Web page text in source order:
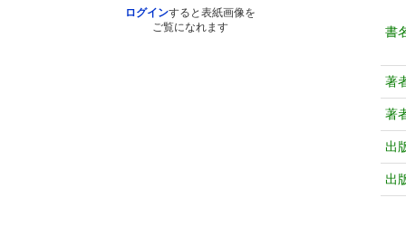
ログインすると表紙画像を
ご覧になれます
書
著
著
出
出